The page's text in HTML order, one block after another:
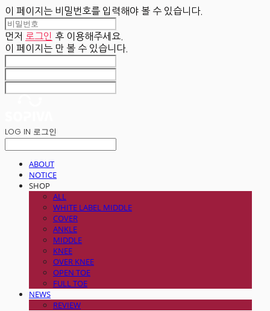
이 페이지는 비밀번호를 입력해야 볼 수 있습니다.
먼저 로그인 후 이용해주세요.
이 페이지는 만 볼 수 있습니다.
LOG IN 로그인
ABOUT
NOTICE
SHOP
ALL
WHITE LABEL MIDDLE
COVER
ANKLE
MIDDLE
KNEE
OVER KNEE
OPEN TOE
FULL TOE
NEWS
REVIEW